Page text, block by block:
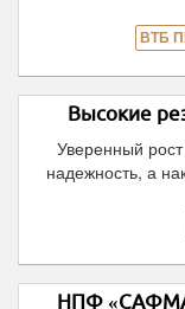
ВТБ
Высокие
Уверенный
надежность, а
НПФ